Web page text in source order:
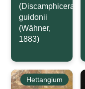
(Discamphiceras)
guidonii
(Wähner,
1883)
Hettangium